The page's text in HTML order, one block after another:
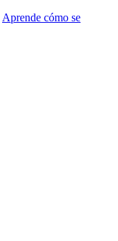
Aprende cómo se